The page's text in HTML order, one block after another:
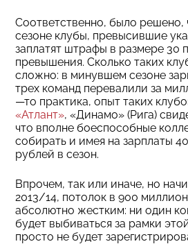
Соответственно, было решено,
сезоне клубы, превысившие
заплатят штрафы в размере 30
превышения. Сколько таких
сложно: в минувшем сезоне
трех команд перевалили за
—то практика, опыт таких
«Атлант», «Динамо» (Рига)
что вполне боеспособные
собирать и имея на зарплаты
рублей в сезон.
Впрочем, так или иначе, но
2013/14, потолок в 900
абсолютно жестким: ни один
будет выбиваться за рамки
просто не будет